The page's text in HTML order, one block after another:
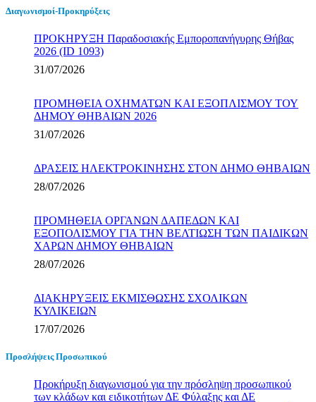
Διαγωνισμοί-Προκηρύξεις
ΠΡΟΚΗΡΥΞΗ Παραδοσιακής Εμποροπανήγυρης Θήβας
2026 (ID 1093)
31/07/2026
ΠΡΟΜΗΘΕΙΑ ΟΧΗΜΑΤΩΝ ΚΑΙ ΕΞΟΠΛΙΣΜΟΥ ΤΟΥ
ΔΗΜΟΥ ΘΗΒΑΙΩΝ 2026
31/07/2026
ΔΡΑΣΕΙΣ ΗΛΕΚΤΡΟΚΙΝΗΣΗΣ ΣΤΟΝ ΔΗΜΟ ΘΗΒΑΙΩΝ
28/07/2026
ΠΡΟΜΗΘΕΙΑ ΟΡΓΑΝΩΝ ΔΑΠΕΔΩΝ ΚΑΙ
ΕΞΟΠΟΛΙΣΜΟΥ ΓΙΑ ΤΗΝ ΒΕΛΤΙΩΣΗ ΤΩΝ ΠΑΙΔΙΚΩΝ
ΧΑΡΩΝ ΔΗΜΟΥ ΘΗΒΑΙΩΝ
28/07/2026
ΔΙΑΚΗΡΥΞΕΙΣ ΕΚΜΙΣΘΩΣΗΣ ΣΧΟΛΙΚΩΝ
ΚΥΛΙΚΕΙΩΝ
17/07/2026
Προσλήψεις Προσωπικού
Προκήρυξη διαγωνισμού για την πρόσληψη προσωπικού
των κλάδων και ειδικοτήτων ΔΕ Φύλαξης και ΔΕ